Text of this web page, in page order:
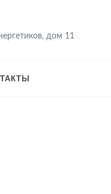
дом 11